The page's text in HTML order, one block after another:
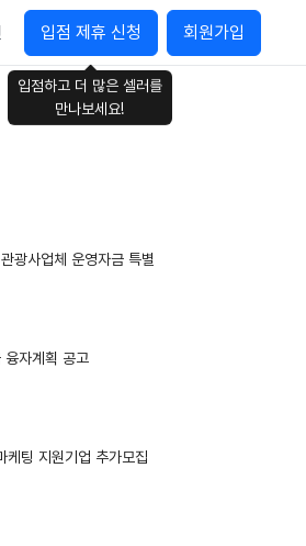
입점 제휴 신청
입점하고 더 많은 셀러를
만나보세요!
회원가입
광사업체 운영자금 특별
자계획 공고
케팅 지원기업 추가모집